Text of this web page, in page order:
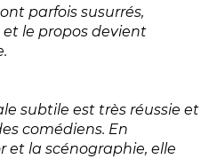
LA CUISINE
parfois susurrés,
le propos devient
subtile est très réussie et
comédiens. En
et la scénographie, elle